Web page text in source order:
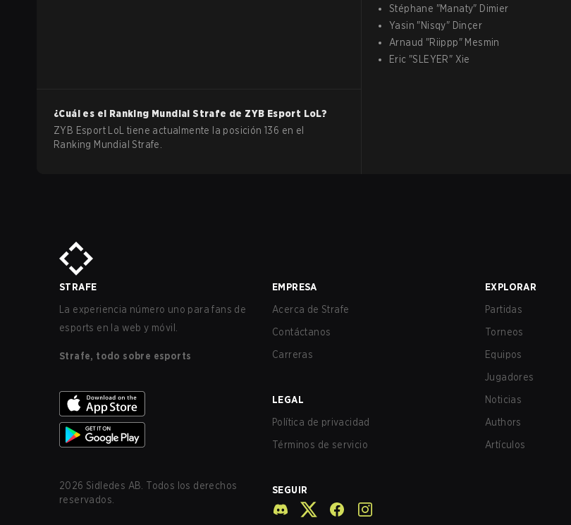
Stéphane "Manaty" Dimier
Yasin "Nisqy" Dinçer
Arnaud "Riippp" Mesmin
Eric "SLEYER" Xie
¿Cuál es el Ranking Mundial Strafe de ZYB Esport LoL?
ZYB Esport LoL tiene actualmente la posición 136 en el
Ranking Mundial Strafe.
STRAFE
La experiencia número uno para fans de
esports en la web y móvil.
Strafe, todo sobre esports
2026 Sidledes AB. Todos los derechos
reservados.
EMPRESA
Acerca de Strafe
Contáctanos
Carreras
LEGAL
Política de privacidad
Términos de servicio
SEGUIR
EXPLORAR
Partidas
Torneos
Equipos
Jugadores
Noticias
Authors
Artículos